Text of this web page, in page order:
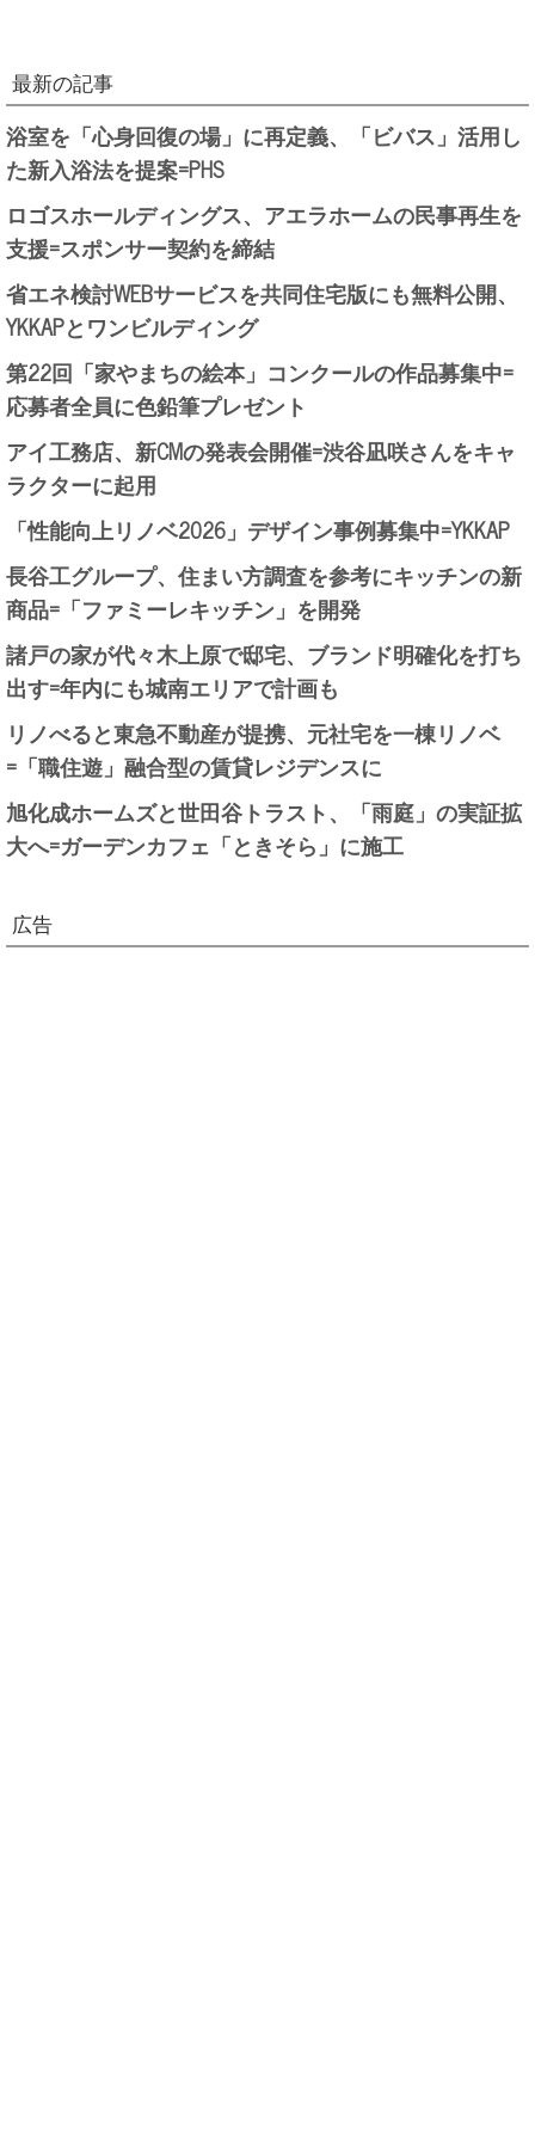
最新の記事
浴室を「心身回復の場」に再定義、「ビバス」活用し
た新入浴法を提案=PHS
ロゴスホールディングス、アエラホームの民事再生を
支援=スポンサー契約を締結
省エネ検討WEBサービスを共同住宅版にも無料公開、
YKKAPとワンビルディング
第22回「家やまちの絵本」コンクールの作品募集中=
応募者全員に色鉛筆プレゼント
アイ工務店、新CMの発表会開催=渋谷凪咲さんをキャ
ラクターに起用
「性能向上リノベ2026」デザイン事例募集中=YKKAP
長谷工グループ、住まい方調査を参考にキッチンの新
商品=「ファミーレキッチン」を開発
諸戸の家が代々木上原で邸宅、ブランド明確化を打ち
出す=年内にも城南エリアで計画も
リノべると東急不動産が提携、元社宅を一棟リノベ
=「職住遊」融合型の賃貸レジデンスに
旭化成ホームズと世田谷トラスト、「雨庭」の実証拡
大へ=ガーデンカフェ「ときそら」に施工
広告